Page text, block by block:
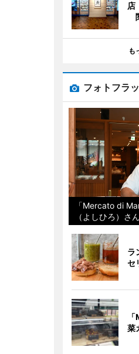
店
も
フォトフラ
「Mercato di
（よしひろ）さん
ラ
セ
菜